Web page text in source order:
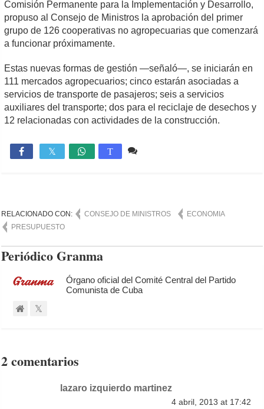
Comisión Permanente para la Implementación y Desarrollo,
propuso al Consejo de Ministros la aprobación del primer
grupo de 126 cooperativas no agropecuarias que comenzará
a funcionar próximamente.
Estas nuevas formas de gestión —señaló—, se iniciarán en
111 mercados agropecuarios; cinco estarán asociadas a
servicios de transporte de pasajeros; seis a servicios
auxiliares del transporte; dos para el reciclaje de desechos y
12 relacionadas con actividades de la construcción.
 T
RELACIONADO CON: CONSEJO DE MINISTROS
ECONOMIA
PRESUPUESTO
Periódico Granma
Órgano oficial del Comité Central del Partido
Comunista de Cuba
2 comentarios
lazaro izquierdo martinez
4 abril, 2013 at 17:42